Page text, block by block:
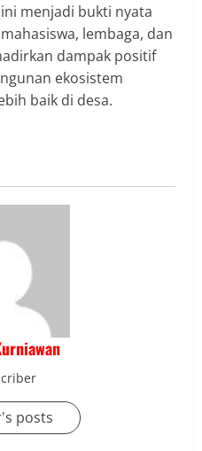
menjadi bukti nyata
lembaga, dan
dampak positif
ekosistem
baik di desa.
posts